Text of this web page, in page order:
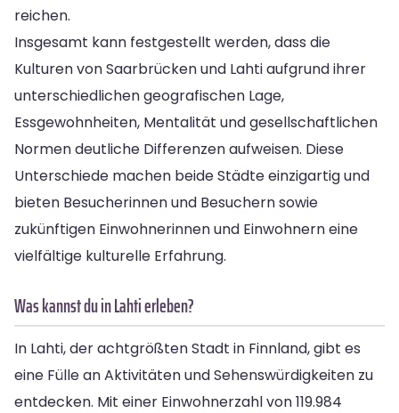
reichen.
Insgesamt kann festgestellt werden, dass die
Kulturen von Saarbrücken und Lahti aufgrund ihrer
unterschiedlichen geografischen Lage,
Essgewohnheiten, Mentalität und gesellschaftlichen
Normen deutliche Differenzen aufweisen. Diese
Unterschiede machen beide Städte einzigartig und
bieten Besucherinnen und Besuchern sowie
zukünftigen Einwohnerinnen und Einwohnern eine
vielfältige kulturelle Erfahrung.
Was kannst du in Lahti erleben?
In Lahti, der achtgrößten Stadt in Finnland, gibt es
eine Fülle an Aktivitäten und Sehenswürdigkeiten zu
entdecken. Mit einer Einwohnerzahl von 119.984